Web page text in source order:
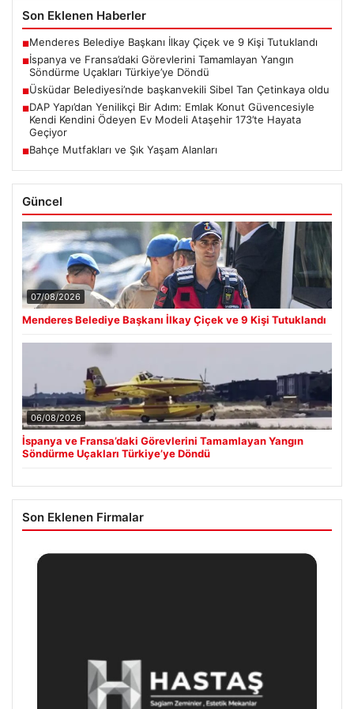
Son Eklenen Haberler
■Menderes Belediye Başkanı İlkay Çiçek ve 9 Kişi Tutuklandı
■İspanya ve Fransa’daki Görevlerini Tamamlayan Yangın
Söndürme Uçakları Türkiye’ye Döndü
■Üsküdar Belediyesi’nde başkanvekili Sibel Tan Çetinkaya oldu
■DAP Yapı’dan Yenilikçi Bir Adım: Emlak Konut Güvencesiyle
Kendi Kendini Ödeyen Ev Modeli Ataşehir 173’te Hayata
Geçiyor
■Bahçe Mutfakları ve Şık Yaşam Alanları
Güncel
07/08/2026
Menderes Belediye Başkanı İlkay Çiçek ve 9 Kişi Tutuklandı
06/08/2026
İspanya ve Fransa’daki Görevlerini Tamamlayan Yangın
Söndürme Uçakları Türkiye’ye Döndü
Son Eklenen Firmalar